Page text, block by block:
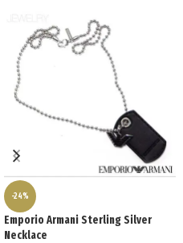
-24%
Emporio Armani Sterling Silver
Necklace